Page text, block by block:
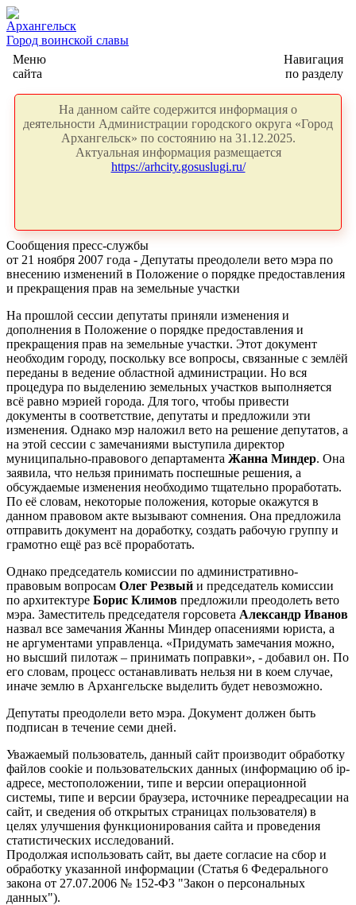
Архангельск
Город воинской славы
Меню
сайта
Навигация
по разделу
На данном сайте содержится информация о
деятельности Администрации городского округа «Город
Архангельск» по состоянию на 31.12.2025.
Актуальная информация размещается
https://arhcity.gosuslugi.ru/
Сообщения пресс-службы
от 21 ноября 2007 года - Депутаты преодолели вето мэра по
внесению изменений в Положение о порядке предоставления
и прекращения прав на земельные участки
На прошлой сессии депутаты приняли изменения и
дополнения в Положение о порядке предоставления и
прекращения прав на земельные участки. Этот документ
необходим городу, поскольку все вопросы, связанные с землёй
переданы в ведение областной администрации. Но вся
процедура по выделению земельных участков выполняется
всё равно мэрией города. Для того, чтобы привести
документы в соответствие, депутаты и предложили эти
изменения. Однако мэр наложил вето на решение депутатов, а
на этой сессии с замечаниями выступила директор
муниципально-правового департамента Жанна Миндер. Она
заявила, что нельзя принимать поспешные решения, а
обсуждаемые изменения необходимо тщательно проработать.
По её словам, некоторые положения, которые окажутся в
данном правовом акте вызывают сомнения. Она предложила
отправить документ на доработку, создать рабочую группу и
грамотно ещё раз всё проработать.
Однако председатель комиссии по административно-
правовым вопросам Олег Резвый и председатель комиссии
по архитектуре Борис Климов предложили преодолеть вето
мэра. Заместитель председателя горсовета Александр Иванов
назвал все замечания Жанны Миндер опасениями юриста, а
не аргументами управленца. «Придумать замечания можно,
но высший пилотаж – принимать поправки», - добавил он. По
его словам, процесс останавливать нельзя ни в коем случае,
иначе землю в Архангельске выделить будет невозможно.
Депутаты преодолели вето мэра. Документ должен быть
подписан в течение семи дней.
Уважаемый пользователь, данный сайт производит обработку
файлов cookie и пользовательских данных (информацию об ip-
адресе, местоположении, типе и версии операционной
системы, типе и версии браузера, источнике переадресации на
сайт, и сведения об открытых страницах пользователя) в
целях улучшения функционирования сайта и проведения
статистических исследований.
Продолжая использовать сайт, вы даете согласие на сбор и
обработку указанной информации (Статья 6 Федерального
закона от 27.07.2006 № 152-ФЗ "Закон о персональных
данных").